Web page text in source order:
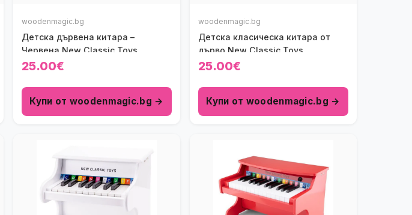
woodenmagic.bg
Детска дървена китара –
Червена New Classic Toys
25.00€
Купи от woodenmagic.bg →
woodenmagic.bg
Детска класическа китара от
дърво New Classic Toys
25.00€
Купи от woodenmagic.bg →